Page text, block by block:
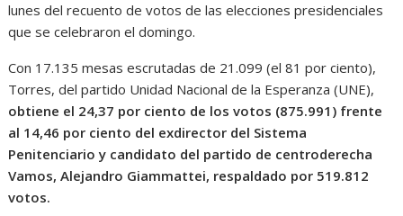
lunes del recuento de votos de las elecciones presidenciales
que se celebraron el domingo.
Con 17.135 mesas escrutadas de 21.099 (el 81 por ciento),
Torres, del partido Unidad Nacional de la Esperanza (UNE),
obtiene el 24,37 por ciento de los votos (875.991) frente
al 14,46 por ciento del exdirector del Sistema
Penitenciario y candidato del partido de centroderecha
Vamos, Alejandro Giammattei, respaldado por 519.812
votos.